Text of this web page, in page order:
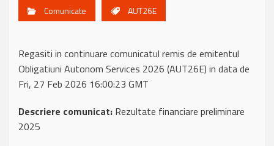
Comunicate AUT26E
Regasiti in continuare comunicatul remis de emitentul
Obligatiuni Autonom Services 2026 (AUT26E) in data de
Fri, 27 Feb 2026 16:00:23 GMT
Descriere comunicat: Rezultate financiare preliminare
2025